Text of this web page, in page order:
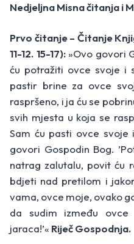
Nedjeljna Misna čitanja i
Prvo čitanje – Čitanje
11-12. 15-17): »Ovo govori
ću potražiti ovce svoje i
pastir brine za ovce
raspršeno, i ja ću se
svih mjesta u koja se
Sam ću pasti ovce svoje
govori Gospodin Bog.
natrag zalutalu, povit ću
bdjeti nad pretilom i
vama, ovce moje, ovako
da sudim između
jaraca!’« Riječ Gospodnja.